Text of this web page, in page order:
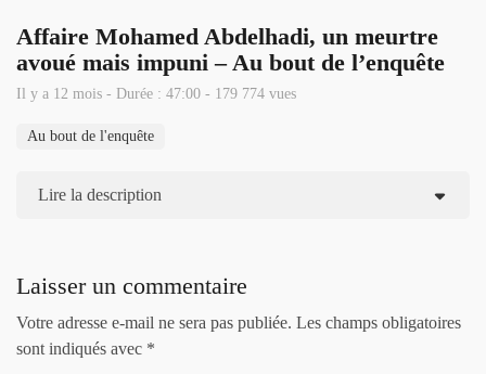
Affaire Mohamed Abdelhadi, un meurtre
avoué mais impuni – Au bout de l’enquête
Il y a 12 mois - Durée : 47:00 - 179 774 vues
Au bout de l'enquête
Lire la description
Laisser un commentaire
Votre adresse e-mail ne sera pas publiée. Les champs obligatoires
sont indiqués avec *